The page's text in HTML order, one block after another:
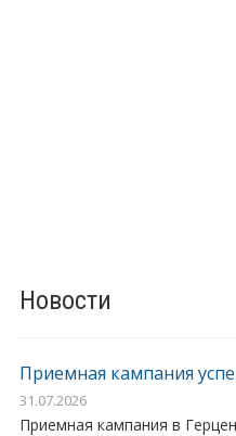
Новости
Приемная кампания
31.07.2026
Приемная кампания в